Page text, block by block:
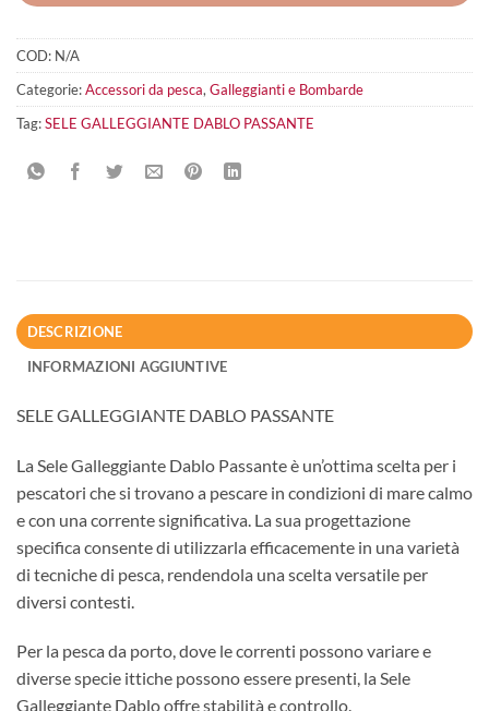
COD: N/A
Categorie:Accessori da pesca, Galleggianti e Bombarde
Tag:SELE GALLEGGIANTE DABLO PASSANTE
DESCRIZIONE
INFORMAZIONI AGGIUNTIVE
SELE GALLEGGIANTE DABLO PASSANTE
La Sele Galleggiante Dablo Passante è un’ottima scelta per i
pescatori che si trovano a pescare in condizioni di mare calmo
e con una corrente significativa. La sua progettazione
specifica consente di utilizzarla efficacemente in una varietà
di tecniche di pesca, rendendola una scelta versatile per
diversi contesti.
Per la pesca da porto, dove le correnti possono variare e
diverse specie ittiche possono essere presenti, la Sele
Galleggiante Dablo offre stabilità e controllo.